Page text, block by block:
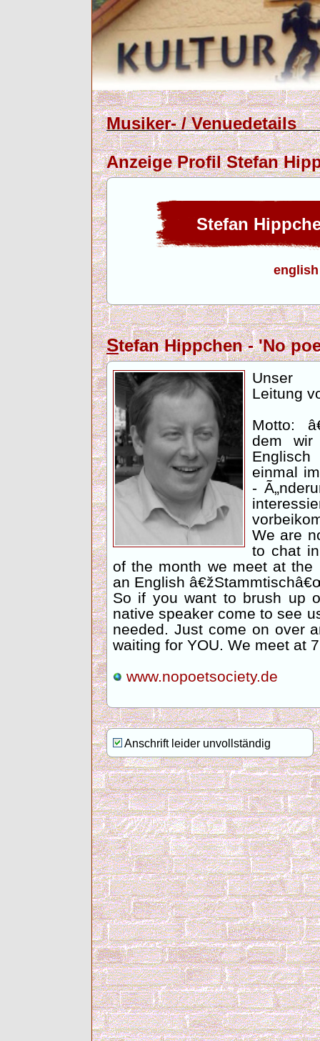
Musiker- / Venuedetails
Anzeige Profil Stefan
Stefan
Stefan Hippchen - 'No
Unser
Leitung
Motto:
dem
einmal
-
We are
to chat
of the month we meet at the
an English
So if you want to brush up
native speaker come to see
needed. Just come on over
waiting for YOU. We meet at
www.nopoetsociety.de
Anschrift leider unvollständig